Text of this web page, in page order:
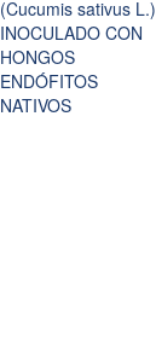
(Cucumis sativus L.)
INOCULADO CON
HONGOS
ENDÓFITOS
NATIVOS